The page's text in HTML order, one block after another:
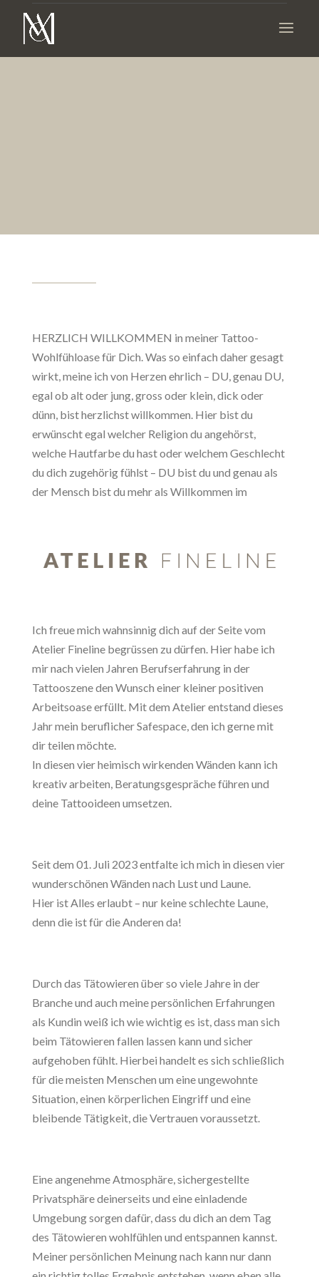
HERZLICH WILLKOMMEN in meiner Tattoo-
Wohlfühloase für Dich. Was so einfach daher gesagt
wirkt, meine ich von Herzen ehrlich – DU, genau DU,
egal ob alt oder jung, gross oder klein, dick oder
dünn, bist herzlichst willkommen. Hier bist du
erwünscht egal welcher Religion du angehörst,
welche Hautfarbe du hast oder welchem Geschlecht
du dich zugehörig fühlst – DU bist du und genau als
der Mensch bist du mehr als Willkommen im
Ich freue mich wahnsinnig dich auf der Seite vom
Atelier Fineline begrüssen zu dürfen. Hier habe ich
mir nach vielen Jahren Berufserfahrung in der
Tattooszene den Wunsch einer kleiner positiven
Arbeitsoase erfüllt. Mit dem Atelier entstand dieses
Jahr mein beruflicher Safespace, den ich gerne mit
dir teilen möchte.
In diesen vier heimisch wirkenden Wänden kann ich
kreativ arbeiten, Beratungsgespräche führen und
deine Tattooideen umsetzen.
Seit dem 01. Juli 2023 entfalte ich mich in diesen vier
wunderschönen Wänden nach Lust und Laune.
Hier ist Alles erlaubt – nur keine schlechte Laune,
denn die ist für die Anderen da!
Durch das Tätowieren über so viele Jahre in der
Branche und auch meine persönlichen Erfahrungen
als Kundin weiß ich wie wichtig es ist, dass man sich
beim Tätowieren fallen lassen kann und sicher
aufgehoben fühlt. Hierbei handelt es sich schließlich
für die meisten Menschen um eine ungewohnte
Situation, einen körperlichen Eingriff und eine
bleibende Tätigkeit, die Vertrauen voraussetzt.
Eine angenehme Atmosphäre, sichergestellte
Privatsphäre deinerseits und eine einladende
Umgebung sorgen dafür, dass du dich an dem Tag
des Tätowieren wohlfühlen und entspannen kannst.
Meiner persönlichen Meinung nach kann nur dann